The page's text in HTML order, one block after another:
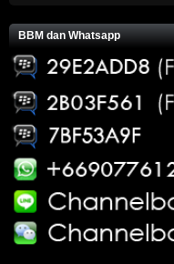
BBM dan Whatsapp